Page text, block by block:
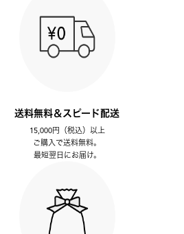
送料無料＆スピード配送
15,000円（税込）以上
ご購入で送料無料。
最短翌日にお届け。